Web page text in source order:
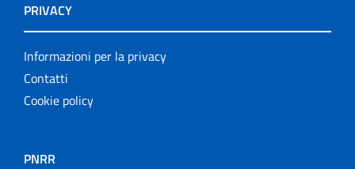
PRIVACY
Informazioni per la privacy
Contatti
Cookie policy
PNRR